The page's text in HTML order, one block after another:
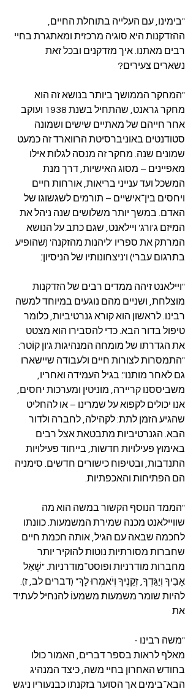
"בימינו, עם העלייה בתוחלת החיים,
ההזדקנות היא סוגיה מרכזית ומאתגרת בחיי
רבים מאתנו. איך מזדקנים ובכל זאת
נשארים צעירים?
"המחקר הממושך ביותר בנושא זה הוא
מחקר גראנט, שהתחיל בשנת 1938 ועוקב
אחר חייהם של מאתיים שישים ושמונה
סטודנטים באוניברסיטת הרווארד זה כמעט
שמונים שנה. מחקר זה מנסה לגלות אילו
מאפיינים – מסוג האישיות, דרך מנת
המשכל ועד ענייני בריאות, אורחות חיים
ויחסים בין־אישיים – תורמים לשגשוגו של
האדם. במשך יותר משלושים שנה ניהל את
המיזם ג'ורג' ויילאנט, שגם כתב על הנושא
המרתק את ספריו 'ליהנות מהזקנה' (שהופיע
בתרגום עברי) ו'ניצחונותיו של הניסיון'.
"ויילאנט זיהה ממדים רבים של הזדקנות
מוצלחת, ושניים מהם נוגעים במיוחד למשה
רבינו. לראשון הוא קורא גנרטיביות, כלומר
טיפול בדור הבא. כדי להסבירו הוא מצטט
את הגדרתו של מומחה המנהיגות ג'ון קוֹטר:
"התמסרות לצורות חיים ולעבודה שיישארו
גם לאחר מותנו". בגיל העמידה ואחריו,
משביססנו קריירה, מוניטין ומערכות יחסים,
אנו יכולים לקפוא על שמרינו – או להחליט
שהגיע הזמן לתת: לקהילה, לחברה ולדור
הבא. הגנרטיביות מתבטאת אצל רבים
באימוץ פעילויות חדשות, בייחוד פעילויות
התנדבות, ובטיפוח כישורים חדשים. סימניה
הם הפתיחות והאכפתיות.
"הממד הנוסף הקשור במשה הוא מה
שוויילאנט מכנה שמירת המשמעות. כוונתו
לחכמה שבאה עם הגיל, אותה חכמת חיים
שחברות מסורתיות נוטות להוקיר יותר
מחברות מודרניות ופוסט־מודרניות. "שְׁאַל
אָבִיךָ וְיַגֵּדְךָ, זְקֵנֶיךָ וְיֹאמְרוּ לָךְ" (דברים לב, ז).
להיות שומר משמעות משמעוֹ להנחיל לעתיד
את
"משה רבינו -
מאלף לראות בספר דברים, האמור כולו
בחודש האחרון בחיי משה, כיצד המנהיג
הבא־בימים אך הסוער בזקנתו כבנעוריו ניגש